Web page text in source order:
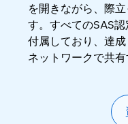
を開きながら、際
す。すべてのSAS
付属しており、達
ネットワークで共有